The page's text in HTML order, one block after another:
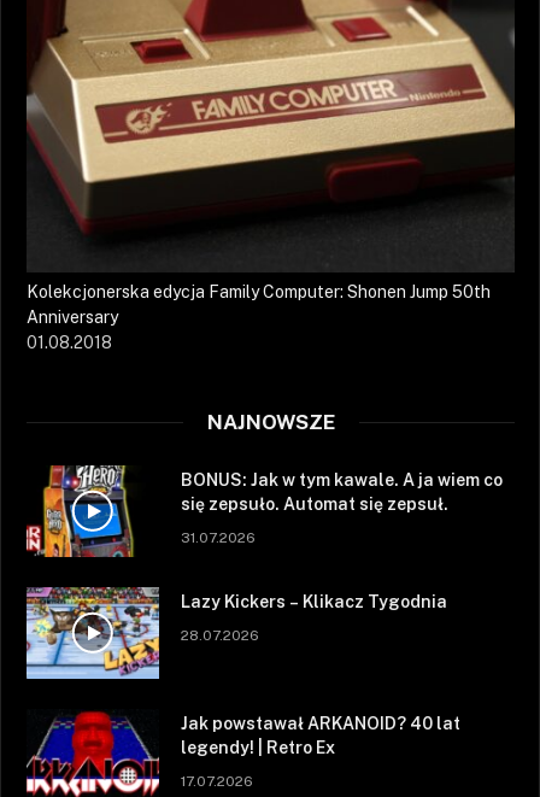
Kolekcjonerska edycja Family Computer: Shonen Jump 50th
Anniversary
01.08.2018
NAJNOWSZE
BONUS: Jak w tym kawale. A ja wiem co
się zepsuło. Automat się zepsuł.
31.07.2026
Lazy Kickers – Klikacz Tygodnia
28.07.2026
Jak powstawał ARKANOID? 40 lat
legendy! | Retro Ex
17.07.2026